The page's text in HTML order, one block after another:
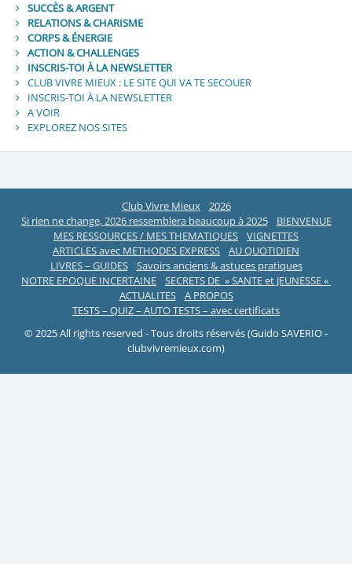
SUCCÈS & ARGENT
RELATIONS & CHARISME
CORPS & ÉNERGIE
ACTION & CHALLENGES
INSCRIS-TOI À LA NEWSLETTER
CLUB VIVRE MIEUX : LE SITE QUI VA TE SECOUER
INSCRIS-TOI À LA NEWSLETTER
A VOIR
EXPLOREZ NOS SITES
Club Vivre Mieux
2026
Si rien ne change, 2026 ressemblera beaucoup à 2025
BIENVENUE
MES RESSOURCES / MES THEMATIQUES
VIGNETTES
ARTICLES avec METHODES EXPRESS
AU QUOTIDIEN
LIVRES – GUIDES
Savoirs anciens & astuces pratiques
NOTRE EPOQUE INCERTAINE
SECRETS DE » SANTE et JEUNESSE «
ACTUALITES
A PROPOS
TESTS – QUIZ – AUTO TESTS – avec certificats
© 2025 All rights reserved - Tous droits réservés (Guido SAVERIO -
clubvivremieux.com)